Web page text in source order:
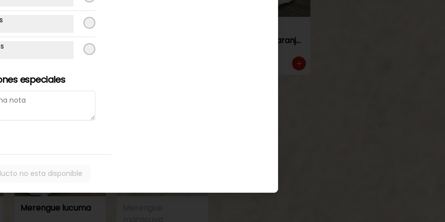
panqueque
chocolate manjar
panqueque naranja
Merengue lucuma
especiales
no esta disponible